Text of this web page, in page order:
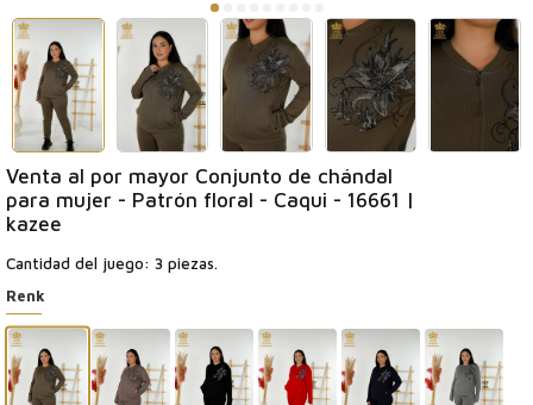
Venta al por mayor Conjunto de chándal
para mujer - Patrón floral - Caqui - 16661 |
kazee
Cantidad del juego: 3 piezas.
Renk